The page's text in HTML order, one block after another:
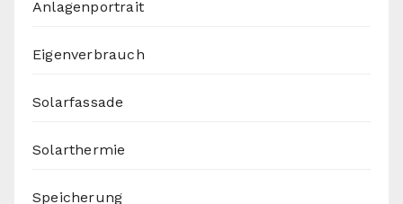
Anlagenportrait
Eigenverbrauch
Solarfassade
Solarthermie
Speicherung